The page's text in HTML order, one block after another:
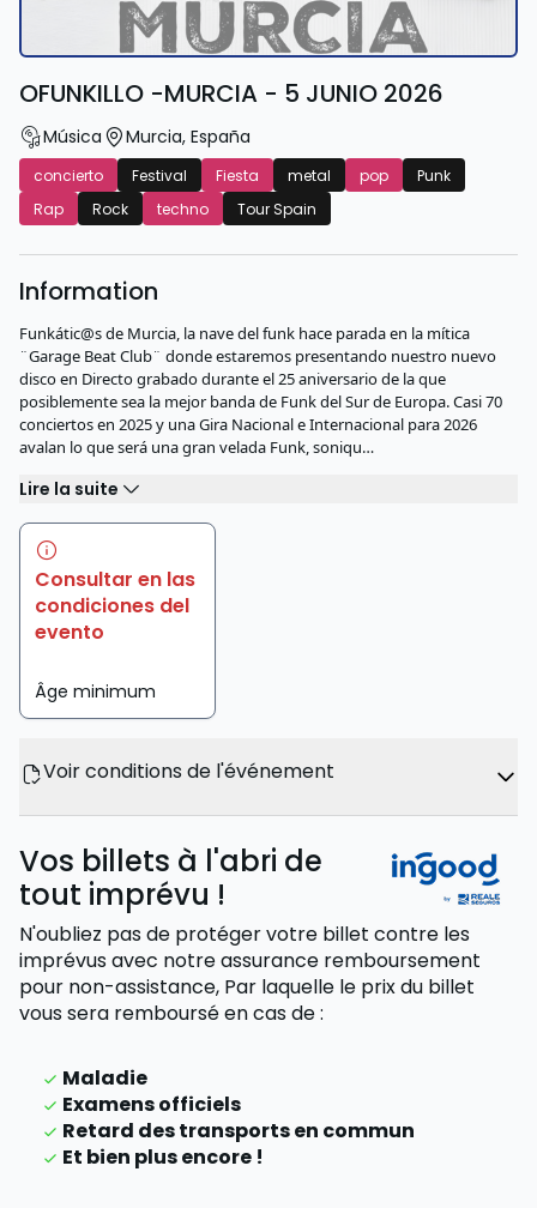
OFUNKILLO -MURCIA - 5 JUNIO 2026
Música Murcia, España
concierto Festival Fiesta metal pop
Punk
Rap
Rock techno Tour Spain
Information
Funkátic@s de Murcia, la nave del funk hace parada en la mítica
¨Garage Beat Club¨ donde estaremos presentando nuestro nuevo
disco en Directo grabado durante el 25 aniversario de la que
posiblemente sea la mejor banda de Funk del Sur de Europa. Casi 70
conciertos en 2025 y una Gira Nacional e Internacional para 2026
avalan lo que será una gran velada Funk, soniqu…
Lire la suite
Consultar en las
condiciones del
evento
Âge minimum
Voir conditions de l'événement
Vos billets à l'abri de
tout imprévu !
N'oubliez pas de protéger votre billet contre les
imprévus avec notre assurance remboursement
pour non-assistance, Par laquelle le prix du billet
vous sera rembourséen cas de:
Maladie
Examens officiels
Retard des transports en commun
Et bien plus encore !